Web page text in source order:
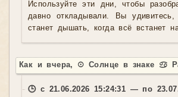
Используйте эти дни, чтобы
давно откладывали. Вы удивитесь,
станет дышать, когда всё встанет
Как и вчера, ☉ Солнце в знаке ♋
🕒 с 21.06.2026 15:24:31 — по